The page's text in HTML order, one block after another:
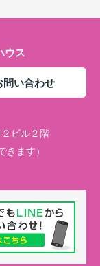
ウス
問い合わせ
ビル２階
ます）